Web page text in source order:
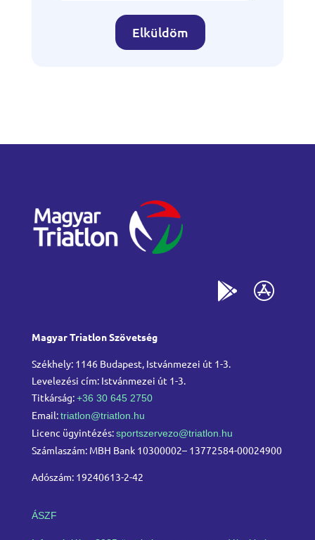
Elküldöm
Magyar Triatlon Szövetség
Székhely: 1146 Budapest, Istvánmezei út 1-3.
Levelezési cím: Istvánmezei út 1-3.
Titkárság:+36 30 645 2750
Email:triatlon@triatlon.hu
Licenc ügyintézés:sportszervezo@triatlon.hu
Számlaszám: MBH Bank 10300002– 13772584-00024900
Adószám: 19240613-2-42
ÁSZF